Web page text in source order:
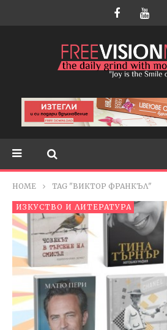
HOME TAG "ВИКТОР ФРАНКЪЛ"
ИЗКУСТВО И ЛИТЕРАТУРА